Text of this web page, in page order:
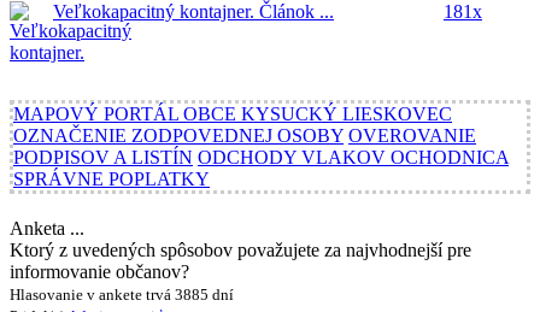
Veľkokapacitný kontajner. Článok ... 181x
MAPOVÝ PORTÁL OBCE KYSUCKÝ LIESKOVEC
OZNAČENIE ZODPOVEDNEJ OSOBY OVEROVANIE
PODPISOV A LISTÍN ODCHODY VLAKOV OCHODNICA
SPRÁVNE POPLATKY
Anketa ...
Ktorý z uvedených spôsobov považujete za najvhodnejší pre
informovanie občanov?
Hlasovanie v ankete trvá 3885 dní